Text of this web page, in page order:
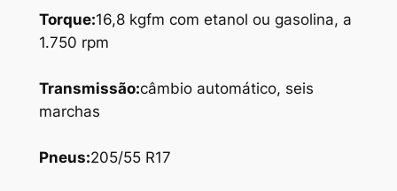
Torque:16,8 kgfm com etanol ou gasolina, a
1.750 rpm
Transmissão:câmbio automático, seis
marchas
Pneus:205/55 R17